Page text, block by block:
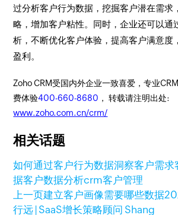
过分析客户行为数据，挖掘客户潜在需求
略，增加客户粘性。同时，企业还可以通
析，不断优化客户体验，提高客户满意度
盈利。
Zoho CRM受国内外企业一致喜爱，专业
费体验400-660-8680 ， 转载请注明出处:
www.zoho.com.cn/crm/
相关话题
如何通过客户行为数据洞察客户需求
据客户数据分析crm客户管理
上一页建立客户画像需要哪些数据
行远 | SaaS增长策略顾问 Shang